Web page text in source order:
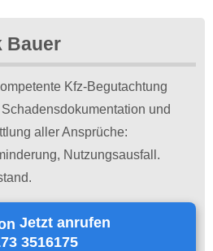
Bauer
Kfz-Begutachtung
und
aller Ansprüche:
Nutzungsausfall.
Jetzt anrufen
3516175